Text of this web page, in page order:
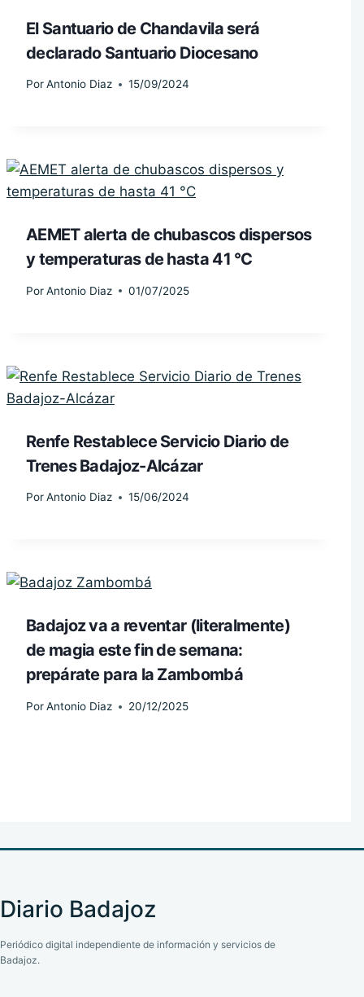
El Santuario de Chandavila será
declarado Santuario Diocesano
PorAntonio Diaz 15/09/2024
AEMET alerta de chubascos dispersos
y temperaturas de hasta 41 °C
PorAntonio Diaz 01/07/2025
Renfe Restablece Servicio Diario de
Trenes Badajoz-Alcázar
PorAntonio Diaz 15/06/2024
Badajoz va a reventar (literalmente)
de magia este fin de semana:
prepárate para la Zambombá
PorAntonio Diaz 20/12/2025
Diario Badajoz
Periódico digital independiente de información y servicios de
Badajoz.